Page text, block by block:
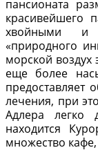
пансионата
красивейшего
хвойными и
«природного
морской
еще более
предоставляет
лечения, при
Адлера легко
находится
множество